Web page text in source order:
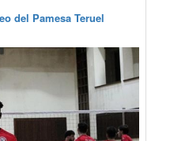
del Pamesa Teruel